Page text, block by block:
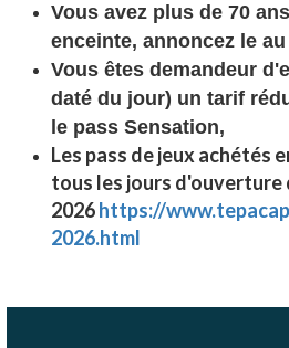
Vous avez plus de 70
enceinte, annoncez le
Vous êtes demandeur
daté du jour) un tarif
le pass Sensation,
Les pass de jeux achétés
tous les jours d'ouverture
2026https://
2026.html